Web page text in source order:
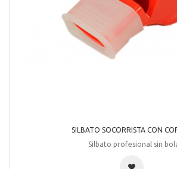
SILBATO SOCORRISTA CON
Silbato profesional sin